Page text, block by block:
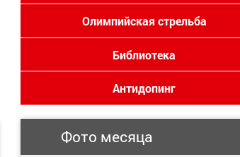
Олимпийская стрельба
Библиотека
Антидопинг
Фото месяца